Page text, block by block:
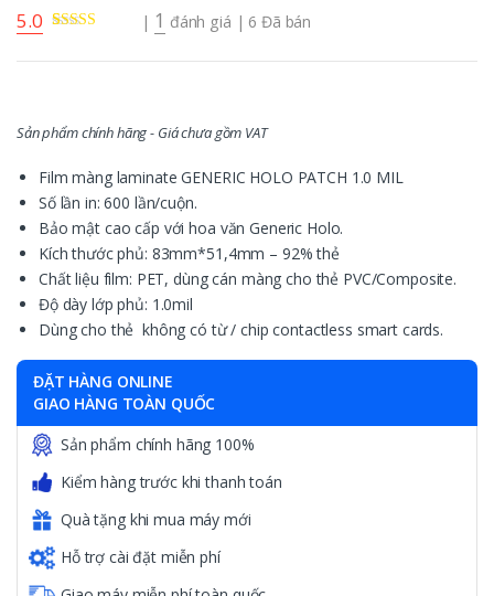
5.0
dựa trênđánh
| 1 đánh giá | 6 Đã bán
Sản phẩm chính hãng - Giá chưa gồm VAT
Film màng laminate GENERIC HOLO PATCH 1.0 MIL
Số lần in: 600 lần/cuộn.
Bảo mật cao cấp với hoa văn Generic Holo.
Kích thước phủ: 83mm*51,4mm – 92% thẻ
Chất liệu film: PET, dùng cán màng cho thẻ PVC/Composite.
Độ dày lớp phủ: 1.0mil
Dùng cho thẻ không có từ / chip contactless smart cards.
ĐẶT HÀNG ONLINE
GIAO HÀNG TOÀN QUỐC
Sản phẩm chính hãng 100%
Kiểm hàng trước khi thanh toán
Quà tặng khi mua máy mới
Hỗ trợ cài đặt miễn phí